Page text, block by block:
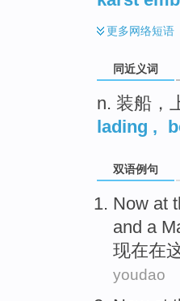
更多网络短语
同近义词
n. 装船，
lading ,
双语例句
Now at
and a
现在在
youdao